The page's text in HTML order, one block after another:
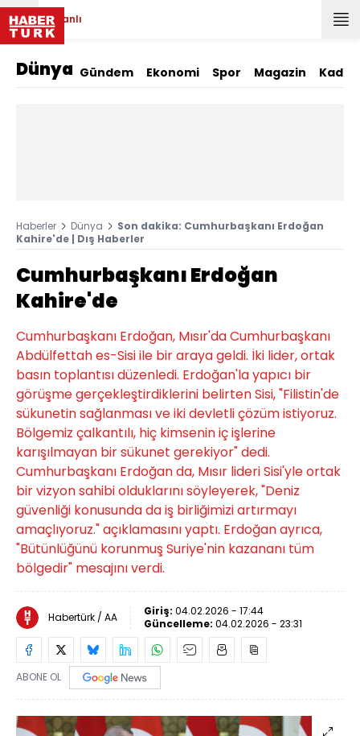
Canlı
Dünya Gündem Ekonomi Spor Magazin Kadın
Haberler Dünya
Son dakika: Cumhurbaşkanı Erdoğan
Kahire'de | Dış Haberler
Cumhurbaşkanı Erdoğan
Kahire'de
Cumhurbaşkanı Erdoğan, Mısır'da Cumhurbaşkanı
Abdülfettah es-Sisi ile bir araya geldi. İki lider, ortak
basın toplantısı düzenledi. Erdoğan'la yapıcı bir
görüşme gerçekleştirdiklerini belirten Sisi, "Filistin'de
sükunetin sağlanması ve iki devletli çözüm istiyoruz.
Bölgemiz çalkantılı, hiç kimsenin iç işlerine
karışılmayan bir sükunet gerekiyor" dedi.
Cumhurbaşkanı Erdoğan da, Mısır lideri Sisi'yle ortak
bir vizyon sahibi olduklarını söyleyerek, "Deniz
güvenliği konusunda da iş birliğimizi artırmayı
amaçlıyoruz." açıklamasını yaptı. Erdoğan ayrıca,
"Bütünlüğünü korunmuş Suriye'nin kazananı tüm
bölgedir" mesajını verdi.
Habertürk / AA Giriş: 04.02.2026 - 17:44
Güncelleme: 04.02.2026 - 23:31
ABONE OL